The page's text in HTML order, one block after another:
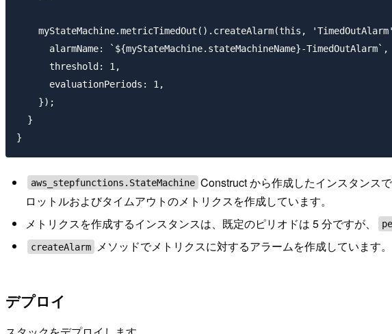
myStateMachine.metricTimedOut().createAlarm(this,
      alarmName: `${myStateMachine.stateMachineName}-TimedOutAlarm`,
      threshold: 1,
      evaluationPeriods: 1,
    });
  }
aws_stepfunctions.StateMachine Construct から作成したインスタンスで
ロットルおよびタイムアウトのメトリクスを作成しています。
メトリクスを作成するインスタンスは、既定のピリオドは 5 分ですが、
createAlarm メソッドでメトリクスに対するアラームを作成しています。
デプロイ